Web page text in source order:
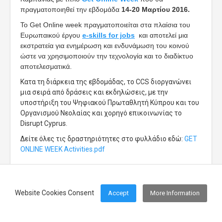
Website Cookies Consent Accept More Information
πραγματοποιηθεί την εβδομάδα 14-20 Μαρτίου 2016.
Το Get Online week πραγματοποιείται στα πλαίσια του
Ευρωπαικού έργου e-skills for jobs και αποτελεί μια
εκστρατεία για ενημέρωση και ενδυνάμωση του κοινού
ώστε να χρησιμοποιούν την τεχνολογία και το διαδίκτυο
αποτελεσματικά.
Κατα τη διάρκεια της εβδομάδας, το CCS διοργανώνει
μια σειρά από δράσεις και εκδηλώσεις, με την
υποστήριξη του Ψηφιακού Πρωταθλητή Κύπρου και του
Οργανισμού Νεολαίας και χορηγό επικοινωνίας το
Disrupt Cyprus.
Δείτε όλες τις δραστηριότητες στο φυλλάδιο εδώ: GET
ONLINE WEEK Activities.pdf